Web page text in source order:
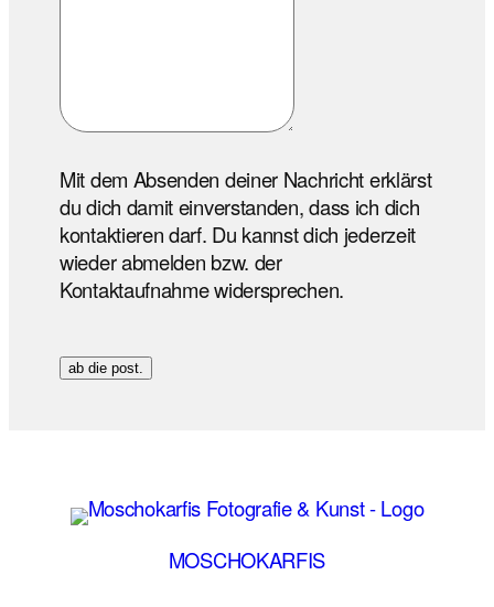
Mit dem Absenden deiner Nachricht erklärst
du dich damit einverstanden, dass ich dich
kontaktieren darf. Du kannst dich jederzeit
wieder abmelden bzw. der
Kontaktaufnahme widersprechen.
ab die post.
MOSCHOKARFIS